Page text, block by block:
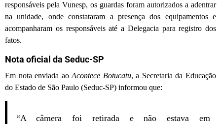
responsáveis pela Vunesp, os guardas foram autorizados a adentrar
na unidade, onde constataram a presença dos equipamentos e
acompanharam os responsáveis até a Delegacia para registro dos
fatos.
Nota oficial da Seduc-SP
Em nota enviada aoAcontece Botucatu, a Secretaria da Educação
do Estado de São Paulo (Seduc-SP) informou que:
“A câmera foi retirada e não estava em